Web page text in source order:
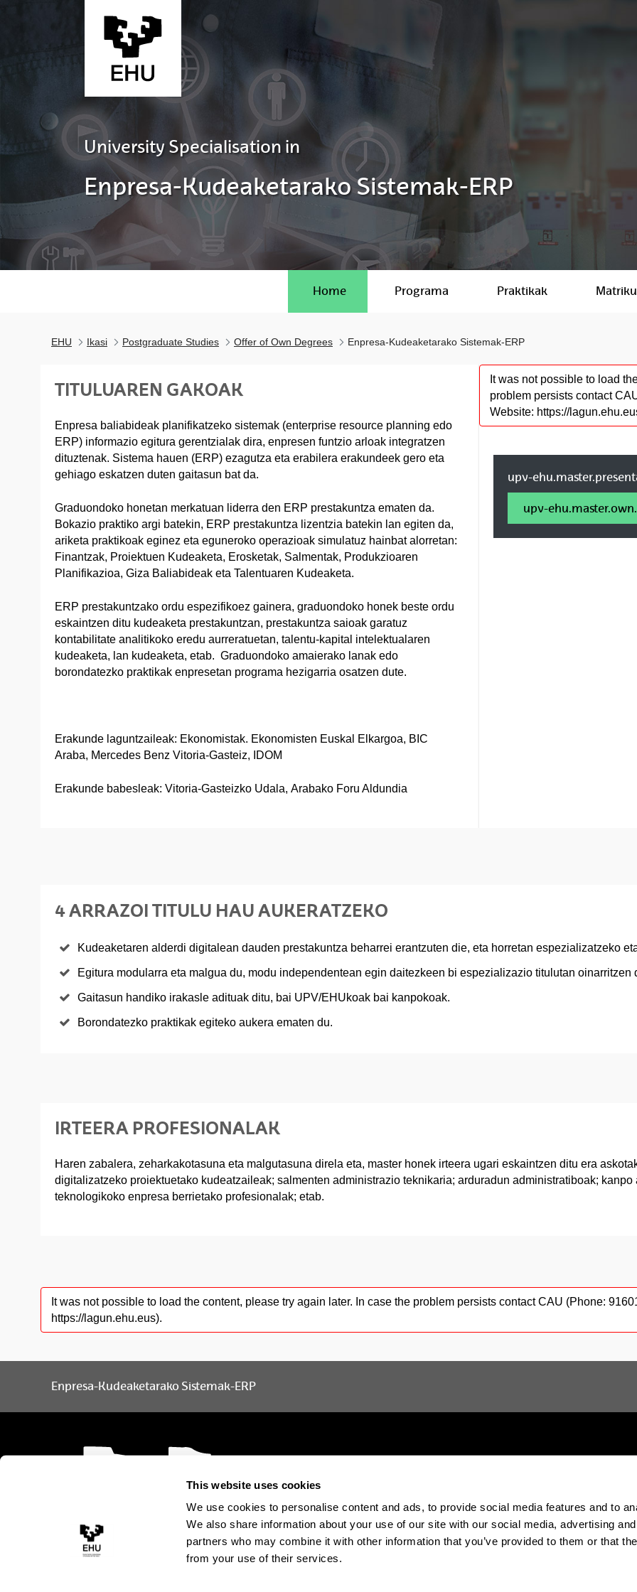
This website uses cookies
We use cookies to personalise content and ads, to provide social media features and to
We also share information about your use of our site with our social media, advertising
partners who may combine it with other information that you’ve provided to them or that
from your use of their services.
University Specialisation in
Enpresa-Kudeaketarako Sistemak-ERP
Home Programa Praktikak
EHU Ikasi Postgraduate Studies Offer of Own Degrees Enpresa-Kudeaketarako Sistemak-ERP
TITULUAREN GAKOAK
Enpresa baliabideak planifikatzeko sistemak (enterprise resource planning edo
ERP) informazio egitura gerentzialak dira, enpresen funtzio arloak integratzen
dituztenak. Sistema hauen (ERP) ezagutza eta erabilera erakundeek gero eta
gehiago eskatzen duten gaitasun bat da.
Graduondoko honetan merkatuan liderra den ERP prestakuntza ematen da.
Bokazio praktiko argi batekin, ERP prestakuntza lizentzia batekin lan egiten da,
ariketa praktikoak eginez eta eguneroko operazioak simulatuz hainbat alorretan:
Finantzak, Proiektuen Kudeaketa, Erosketak, Salmentak, Produkzioaren
Planifikazioa, Giza Baliabideak eta Talentuaren Kudeaketa.
ERP prestakuntzako ordu espezifikoez gainera, graduondoko honek beste ordu
eskaintzen ditu kudeaketa prestakuntzan, prestakuntza saioak garatuz
kontabilitate analitikoko eredu aurreratuetan, talentu-kapital intelektualaren
kudeaketa, lan kudeaketa, etab. Graduondoko amaierako lanak edo
borondatezko praktikak enpresetan programa hezigarria osatzen dute.
Erakunde laguntzaileak: Ekonomistak. Ekonomisten Euskal Elkargoa, BIC
Araba, Mercedes Benz Vitoria-Gasteiz, IDOM
Erakunde babesleak: Vitoria-Gasteizko Udala, Arabako Foru Aldundia
It was not possible to load
problem persists contact
Website: https://
upv-
upv-
4 ARRAZOI TITULU HAU AUKERATZEKO
Kudeaketaren alderdi digitalean dauden prestakuntza beharrei erantzuten die, eta horretan espezializatzeko
Egitura modularra eta malgua du, modu independentean egin daitezkeen bi espezializazio titulutan oinarritzen
Gaitasun handiko irakasle adituak ditu, bai UPV/EHUkoak bai kanpokoak.
Borondatezko praktikak egiteko aukera ematen du.
IRTEERA PROFESIONALAK
Haren zabalera, zeharkakotasuna eta malgutasuna direla eta, master honek irteera ugari eskaintzen ditu era
digitalizatzeko proiektuetako kudeatzaileak; salmenten administrazio teknikaria; arduradun administratiboak;
teknologikoko enpresa berrietako profesionalak; etab.
It was not possible to load the content, please try again later. In case the problem persists contact CAU (Phone:
https://lagun.ehu.eus).
Enpresa-Kudeaketarako Sistemak-ERP
The EHU in Tiktok
The EHU inThe